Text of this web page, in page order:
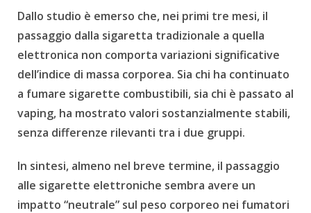
Dallo studio è emerso che, nei primi tre mesi, il
passaggio dalla sigaretta tradizionale a quella
elettronica non comporta variazioni significative
dell’indice di massa corporea. Sia chi ha continuato
a fumare sigarette combustibili, sia chi è passato al
vaping, ha mostrato valori sostanzialmente stabili,
senza differenze rilevanti tra i due gruppi.
In sintesi, almeno nel breve termine, il passaggio
alle sigarette elettroniche sembra avere un
impatto “neutrale” sul peso corporeo nei fumatori